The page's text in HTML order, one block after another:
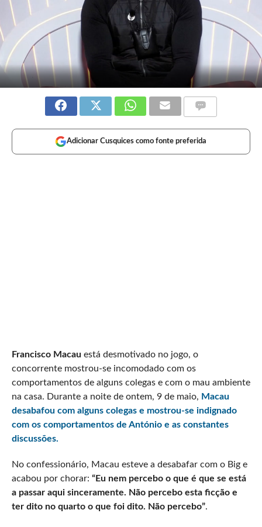
Adicionar Cusquices como fonte preferida
Francisco Macau está desmotivado no jogo, o
concorrente mostrou-se incomodado com os
comportamentos de alguns colegas e com o mau ambiente
na casa. Durante a noite de ontem, 9 de maio, Macau
desabafou com alguns colegas e mostrou-se indignado
com os comportamentos de António e as constantes
discussões.
No confessionário, Macau esteve a desabafar com o Big e
acabou por chorar: “Eu nem percebo o que é que se está
a passar aqui sinceramente. Não percebo esta ficção e
ter dito no quarto o que foi dito. Não percebo”.